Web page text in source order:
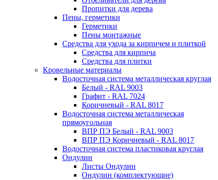
Пропитки для дерева
Пены, герметики
Герметики
Пены монтажные
Средства для ухода за кирпичем и плиткой
Средства для кирпича
Средства для плитки
Кровельные материалы
Водосточная система металлическая круглая
Белый - RAL 9003
Графит - RAL 7024
Коричневый - RAL 8017
Водосточная система металлическая
прямоугольная
ВПР ПЭ Белый - RAL 9003
ВПР ПЭ Коричневый - RAL 8017
Водосточная система пластиковая круглая
Ондулин
Листы Ондулин
Ондулин (комплектующие)